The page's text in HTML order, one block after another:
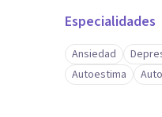
Especialidades
Ansiedad
Autoestima